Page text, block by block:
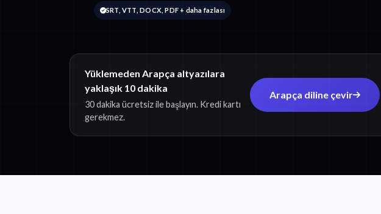
SRT, VTT, DOCX, PDF + daha fazlası
Yüklemeden Arapça altyazılara
yaklaşık 10 dakika
30 dakika ücretsiz ile başlayın. Kredi kartı
gerekmez.
Arapça diline çevir